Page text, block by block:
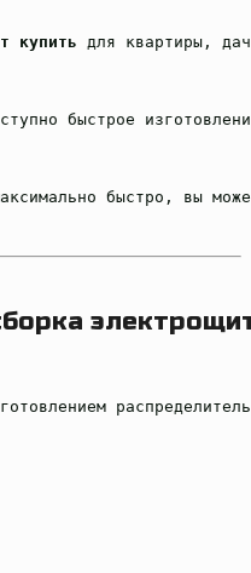
купить для квартиры,
быстрое
быстро, вы